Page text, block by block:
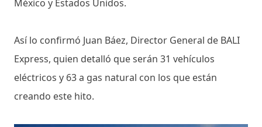
México y Estados Unidos.
Así lo confirmó Juan Báez, Director General de BALI
Express, quien detalló que serán 31 vehículos
eléctricos y 63 a gas natural con los que están
creando este hito.